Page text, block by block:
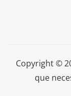
Copyright ©
que